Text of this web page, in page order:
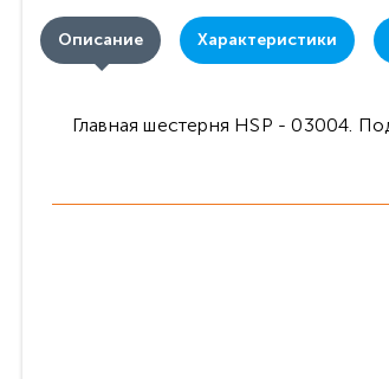
Описание Характеристики
Главная шестерня HSP - 03004.